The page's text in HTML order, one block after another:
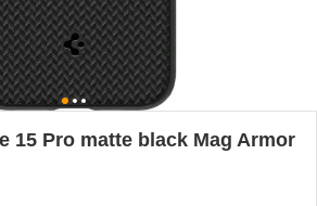
15 Pro matte black Mag Armor